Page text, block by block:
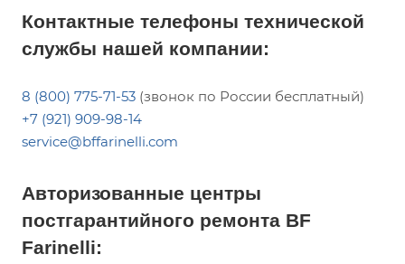
Контактные телефоны технической
службы нашей компании:
8 (800) 775-71-53 (звонок по России бесплатный)
+7 (921) 909-98-14
service@bffarinelli.com
Авторизованные центры
постгарантийного ремонта BF
Farinelli: